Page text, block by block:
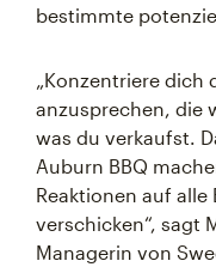
bestimmte
„Konzentriere dich
anzusprechen, die
was du verkaufst.
Auburn BBQ
Reaktionen auf
verschicken“, sagt
Managerin von